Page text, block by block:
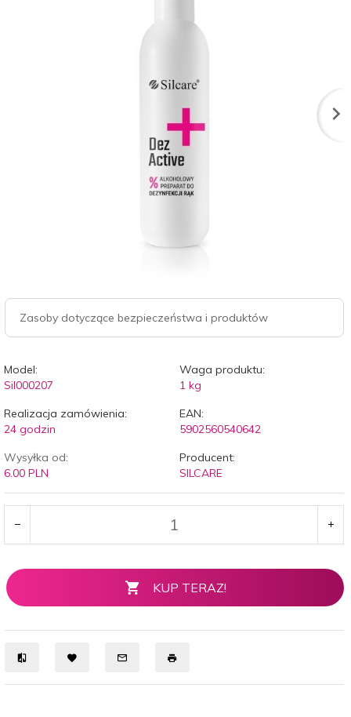
Zasoby dotyczące bezpieczeństwa i produktów
Model:
Sil000207
Waga produktu:
1 kg
Realizacja zamówienia:
24 godzin
EAN:
5902560540642
Wysyłka od:
6.00 PLN
Producent:
SILCARE
KUP TERAZ!